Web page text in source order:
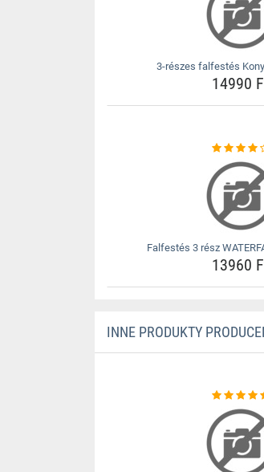
3-részes falfestés
14990
Falfestés 3 rész
13960
INNE PRODUKTY